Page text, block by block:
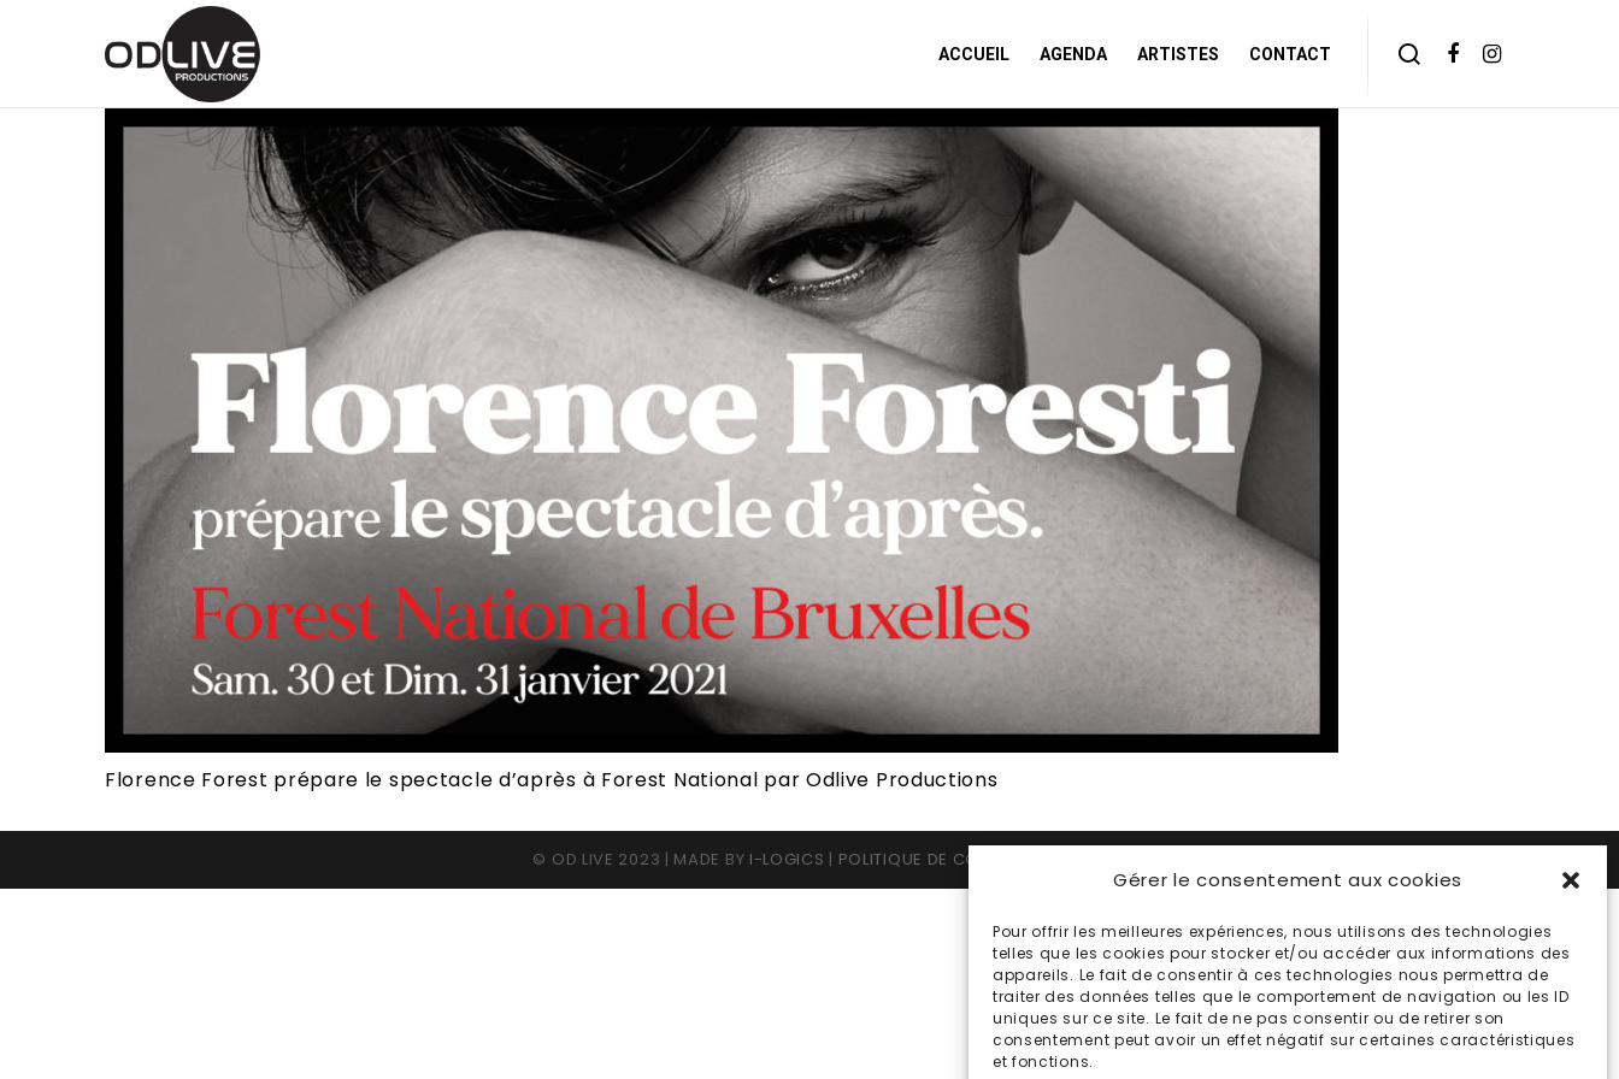
Gérer le consentement aux cookies
Pour offrir les meilleures expériences, nous utilisons des technologies
telles que les cookies pour stocker et/ou accéder aux informations des
appareils. Le fait de consentir à ces technologies nous permettra de
traiter des données telles que le comportement de navigation ou les ID
uniques sur ce site. Le fait de ne pas consentir ou de retirer son
consentement peut avoir un effet négatif sur certaines caractéristiques
et fonctions.
ACCUEIL AGENDA ARTISTES CONTACT
Florence Forest prépare le spectacle d’après à Forest National par Odlive Productions
© OD LIVE 2023 | MADE BY I-LOGICS | POLITIQUE DE CONFIDENTIALITÉ